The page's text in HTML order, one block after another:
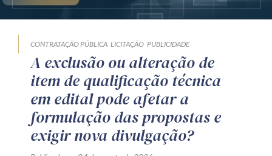
CONTRATAÇÃO PÚBLICA LICITAÇÃO PUBLICIDADE
A exclusão ou alteração de
item de qualificação técnica
em edital pode afetar a
formulação das propostas e
exigir nova divulgação?